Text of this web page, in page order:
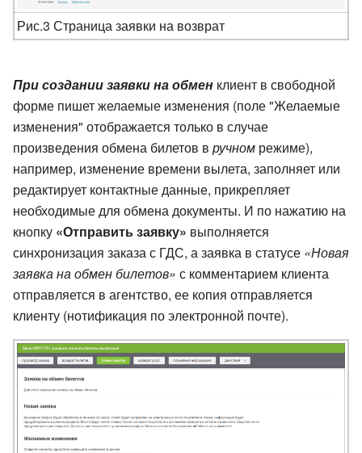
Рис.3 Страница заявки на возврат
При создании заявки на обмен клиент в свободной
форме пишет желаемые изменения (поле "Желаемые
изменения" отображается только в случае
произведения обмена билетов в ручном режиме),
например, изменение времени вылета, заполняет или
редактирует контактные данные, прикрепляет
необходимые для обмена документы. И по нажатию на
кнопку «Отправить заявку» выполняется
синхронизация заказа с ГДС, а заявка в статусе «Новая
заявка на обмен билетов» с комментарием клиента
отправляется в агентство, ее копия отправляется
клиенту (нотификация по электронной почте).